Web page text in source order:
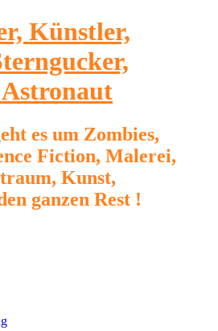
Künstler,
es um Zombies,
Fiction, Malerei,
Kunst,
ganzen Rest !